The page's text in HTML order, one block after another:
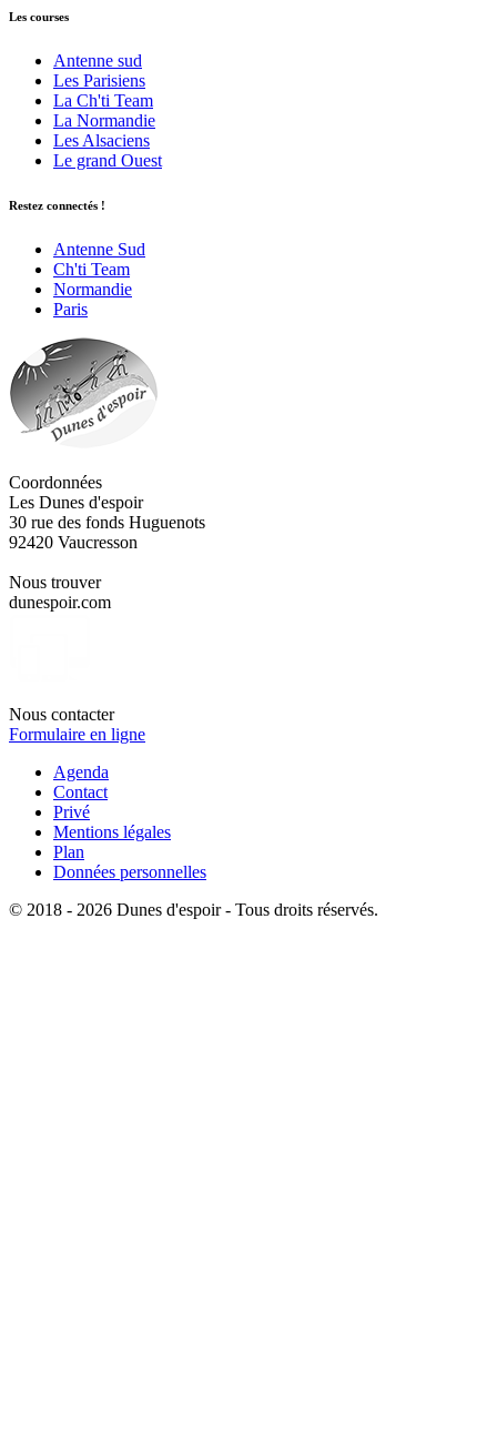
Les courses
Antenne sud
Les Parisiens
La Ch'ti Team
La Normandie
Les Alsaciens
Le grand Ouest
Restez connectés !
Antenne Sud
Ch'ti Team
Normandie
Paris
Coordonnées
Les Dunes d'espoir
30 rue des fonds Huguenots
92420 Vaucresson
Nous trouver
dunespoir.com
Nous contacter
Formulaire en ligne
Agenda
Contact
Privé
Mentions légales
Plan
Données personnelles
© 2018 - 2026 Dunes d'espoir - Tous droits réservés.